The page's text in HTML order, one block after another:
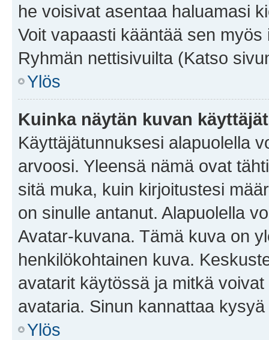
he voisivat asentaa haluamasi
Voit vapaasti kääntää sen
Ryhmän nettisivuilta (Katso
Ylös
Kuinka näytän kuvan
Käyttäjätunnuksesi alapuolella
arvoosi. Yleensä nämä ovat
sitä muka, kuin kirjoitustesi
on sinulle antanut. Alapuolella
Avatar-kuvana. Tämä kuva on
henkilökohtainen kuva.
avatarit käytössä ja mitkä
avataria. Sinun kannattaa
Ylös